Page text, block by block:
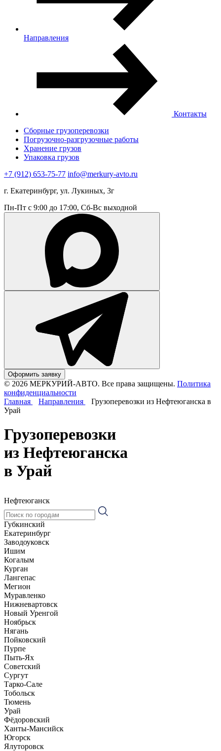
Направления
Контакты
Сборные грузоперевозки
Погрузочно-разгрузочные работы
Хранение грузов
Упаковка грузов
+7 (912) 653-75-77 info@merkury-avto.ru
г. Екатеринбург, ул. Лукиных, 3г
Пн-Пт с 9:00 до 17:00, Сб-Вс выходной
Оформить заявку
© 2026 МЕРКУРИЙ-АВТО. Все права защищены. Политика
конфиденциальности
Главная
Направления
Грузоперевозки из Нефтеюганска в
Урай
Грузоперевозки
из Нефтеюганска
в Урай
Нефтеюганск
Губкинский
Екатеринбург
Заводоуковск
Ишим
Когалым
Курган
Лангепас
Мегион
Муравленко
Нижневартовск
Новый Уренгой
Ноябрьск
Нягань
Пойковский
Пурпе
Пыть-Ях
Советский
Сургут
Тарко-Сале
Тобольск
Тюмень
Урай
Фёдоровский
Ханты-Мансийск
Югорск
Ялуторовск